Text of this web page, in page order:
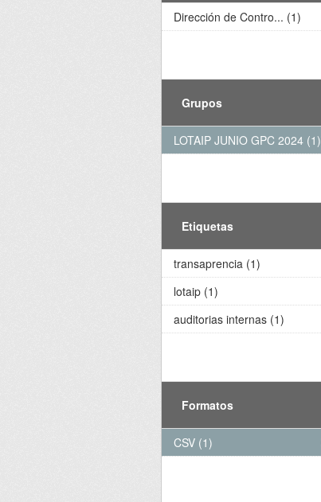
Dirección de Contro... (1)
Grupos
LOTAIP JUNIO GPC 2024 (1)
Etiquetas
transaprencia (1)
lotaip (1)
auditorias internas (1)
Formatos
CSV (1)